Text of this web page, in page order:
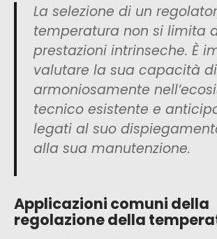
La selezione di un
temperatura non si limita
prestazioni intrinseche. È
valutare la sua capacità
armoniosamente
tecnico esistente e
legati al suo
alla sua manutenzione.
Applicazioni comuni della
regolazione della